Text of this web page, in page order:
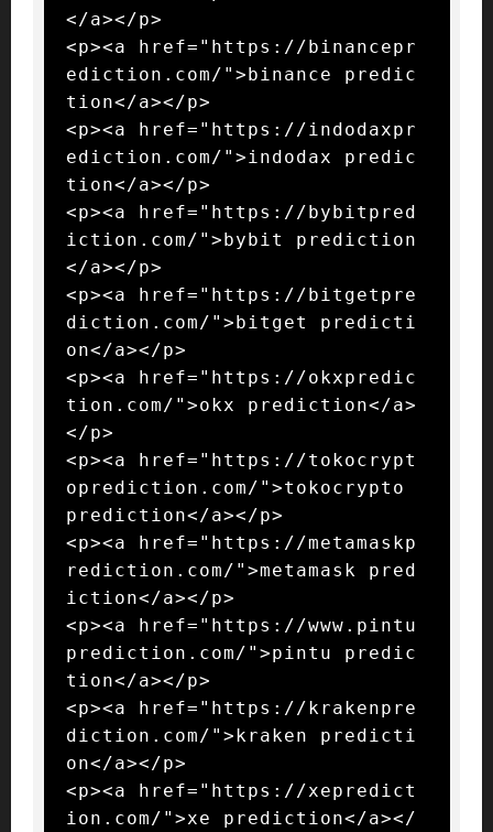
</a></p>
<p><a href="https://binancepr
ediction.com/">binance predic
tion</a></p>
<p><a href="https://indodaxpr
ediction.com/">indodax predic
tion</a></p>
<p><a href="https://bybitpred
iction.com/">bybit prediction
</a></p>
<p><a href="https://bitgetpre
diction.com/">bitget predicti
on</a></p>
<p><a href="https://okxpredic
tion.com/">okx prediction</a>
</p>
<p><a href="https://tokocrypt
oprediction.com/">tokocrypto
prediction</a></p>
<p><a href="https://metamaskp
rediction.com/">metamask pred
iction</a></p>
<p><a href="https://www.pintu
prediction.com/">pintu predic
tion</a></p>
<p><a href="https://krakenpre
diction.com/">kraken predicti
on</a></p>
<p><a href="https://xepredict
ion.com/">xe prediction</a></